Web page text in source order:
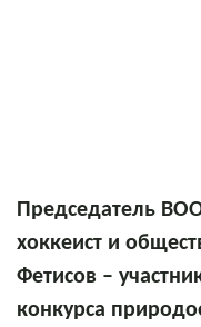
Председатель
хоккеист и
Фетисов –
конкурса